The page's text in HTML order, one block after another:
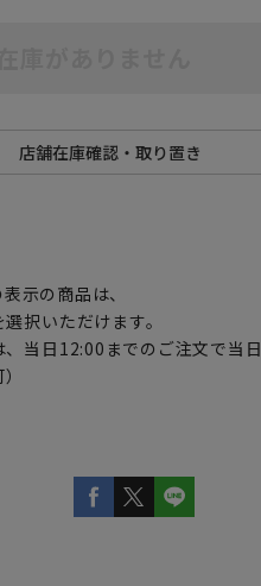
表示の商品は、
択いただけます。
当日12:00までのご注文で当